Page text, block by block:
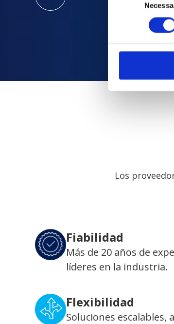
Los
Fiabilidad
Más de 20 años de
líderes en la industria.
Flexibilidad
Soluciones escalables,